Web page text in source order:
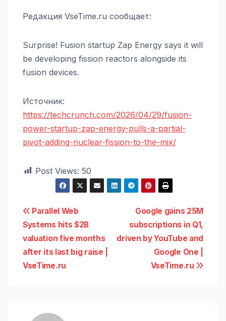
Редакция VseTime.ru сообщает:
Surprise! Fusion startup Zap Energy says it will
be developing fission reactors alongside its
fusion devices.
Источник:
https://techcrunch.com/2026/04/29/fusion-
power-startup-zap-energy-pulls-a-partial-
pivot-adding-nuclear-fission-to-the-mix/
Post Views: 50
Навигация
по
записям
Google gains 25M
subscriptions in Q1,
driven by YouTube and
Google One |
VseTime.ru
Parallel Web
Systems hits $2B
valuation five months
after its last big raise |
VseTime.ru